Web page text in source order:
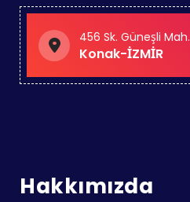
456 Sk. Güneşli Mah.
Konak-İZMİR
Hakkımızda